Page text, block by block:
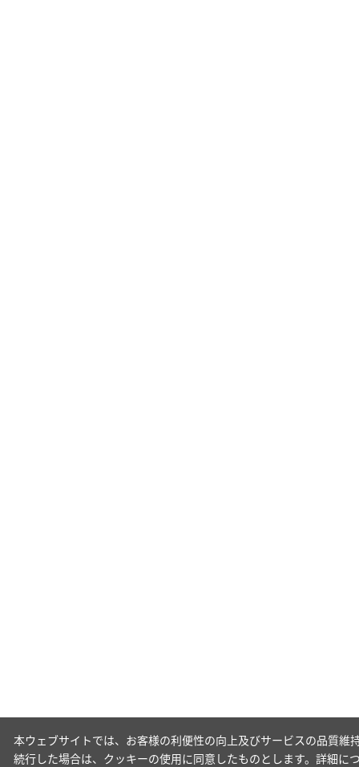
本ウェブサイトでは、お客様の利便性の向上及びサービスの品質
続行した場合は、クッキーの使用に同意したものとします。詳細